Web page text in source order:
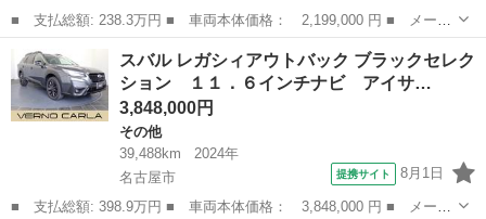
■ 支払総額: 238.3万円 ■ 車両本体価格： 2,199,000 円 ■ メーカ
ー名： スバル ■ 車種名： レヴォーグ ■ グレード名： ＧＴ
ＥＸ １１．６インチナビ アイサイト バックカメラ ＢＳＭ ス
マートリ...
愛知
スバル レガシィアウトバック ブラックセレク
ション １１．６インチナビ アイサ…
3,848,000円
その他
39,488km
2024年
名古屋市
提携サイト 8月1日
■ 支払総額: 398.9万円 ■ 車両本体価格： 3,848,000 円 ■ メーカ